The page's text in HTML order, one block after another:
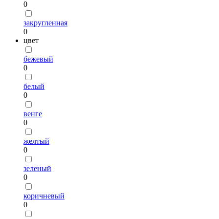
0
закругленная
0
цвет
бежевый
0
белый
0
венге
0
желтый
0
зеленый
0
коричневый
0